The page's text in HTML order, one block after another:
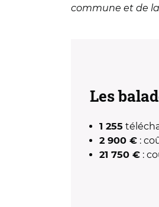
commune et de
Les
1 255
2 900 € :
21 750 € :